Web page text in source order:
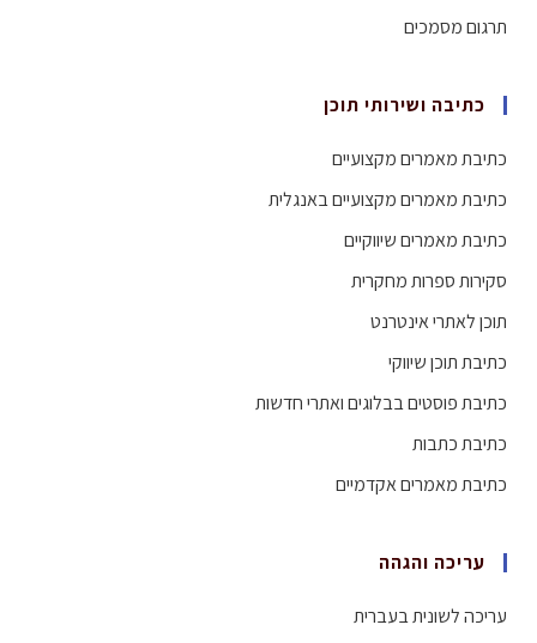
תרגום מסמכים
כתיבה ושירותי תוכן
כתיבת מאמרים מקצועיים
כתיבת מאמרים מקצועיים באנגלית
כתיבת מאמרים שיווקיים
סקירות ספרות מחקרית
תוכן לאתרי אינטרנט
כתיבת תוכן שיווקי
כתיבת פוסטים בבלוגים ואתרי חדשות
כתיבת כתבות
כתיבת מאמרים אקדמיים
עריכה והגהה
עריכה לשונית בעברית